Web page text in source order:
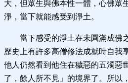
大，但眾生與佛本性一體，心佛眾
淨，當下就能感受到淨土。
當下感受的淨土在未圓滿成佛
歷史上有許多高僧修法成就時自我
他人仍然看到他住在穢惡的五濁惡
了，餘人所不見」的境界了。所以